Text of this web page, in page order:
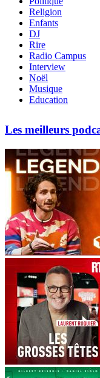
Religion
Enfants
DJ
Rire
Radio Campus
Interview
Noël
Musique
Education
Les meilleurs